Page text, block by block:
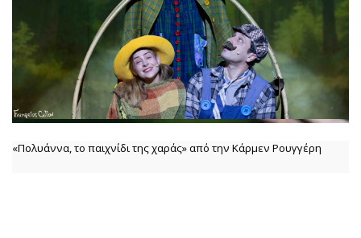
«Πολυάννα, το παιχνίδι της χαράς» από την Κάρμεν Ρουγγέρη